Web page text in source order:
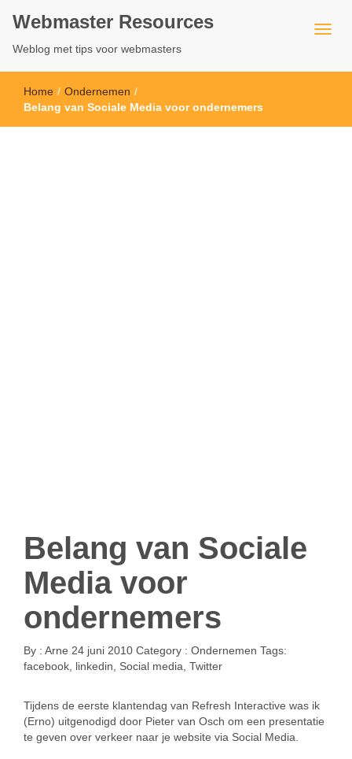
Webmaster Resources
Weblog met tips voor webmasters
Home / Ondernemen /
Belang van Sociale Media voor ondernemers
Belang van Sociale
Media voor
ondernemers
By : Arne 24 juni 2010 Category : Ondernemen Tags:
facebook linkedin Social media Twitter
Tijdens de eerste klantendag van Refresh Interactive was ik
(Erno) uitgenodigd door Pieter van Osch om een presentatie
te geven over verkeer naar je website via Social Media.